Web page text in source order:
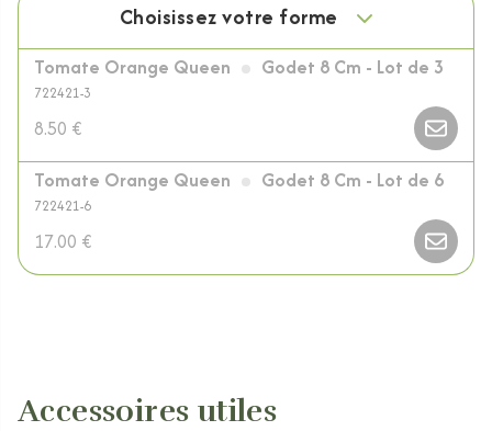
Choisissez votre forme
Tomate Orange Queen Godet 8 Cm - Lot de 3
722421-3
8.50 €
Tomate Orange Queen
Godet 8 Cm - Lot de 6
722421-6
17.00 €
Accessoires utiles